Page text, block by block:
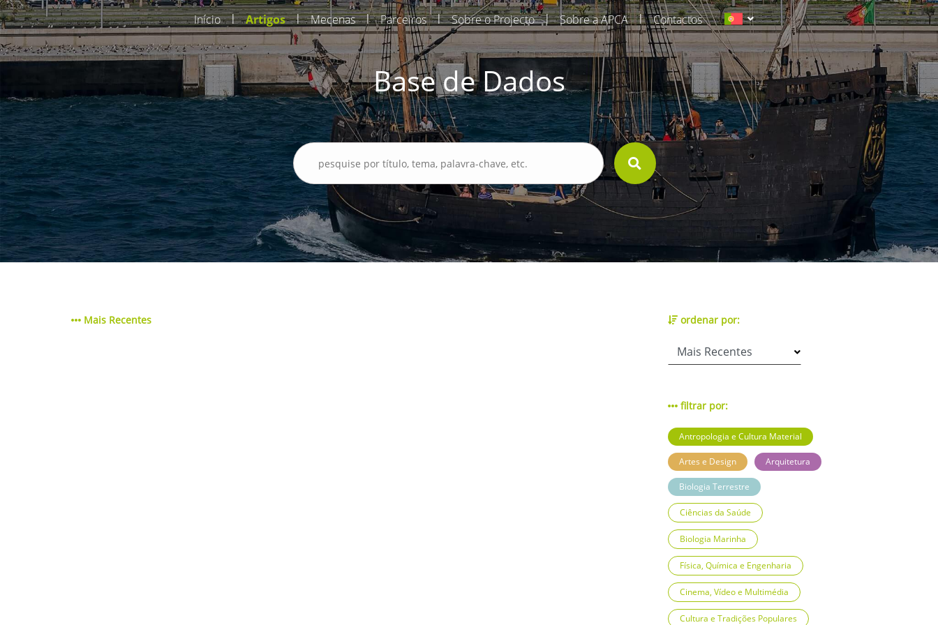
Início | Artigos | Mecenas | Parceiros | Sobre o Projecto | Sobre a APCA | Contactos
Base de Dados
Mais Recentes ordenar por:
filtrar por:
Antropologia e Cultura Material
Artes e Design Arquitetura
Biologia Terrestre
Ciências da Saúde
Biologia Marinha
Física, Química e Engenharia
Cinema, Vídeo e Multimédia
Cultura e Tradições Populares